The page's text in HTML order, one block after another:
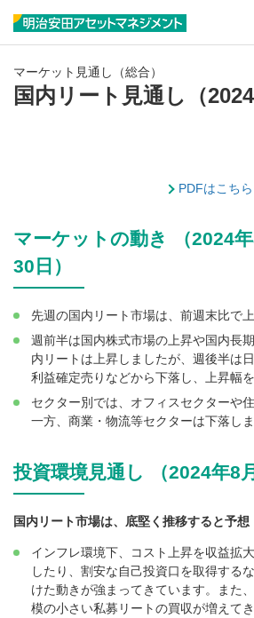
マーケット見通し（総合）
国内リート見通し（2024
PDFはこち
マーケットの動き （2024
30日）
先週の国内リート市場は、前週末比で上
週前半は国内株式市場の上昇や国内長
内リートは上昇しましたが、週後半は
利益確定売りなどから下落し、上昇幅を
セクター別では、オフィスセクターや
一方、商業・物流等セクターは下落しま
投資環境見通し （2024年8月
国内リート市場は、底堅く推移すると予想
インフレ環境下、コスト上昇を収益拡
したり、割安な自己投資口を取得する
けた動きが強まってきています。また
模の小さい私募リートの買収が増えて